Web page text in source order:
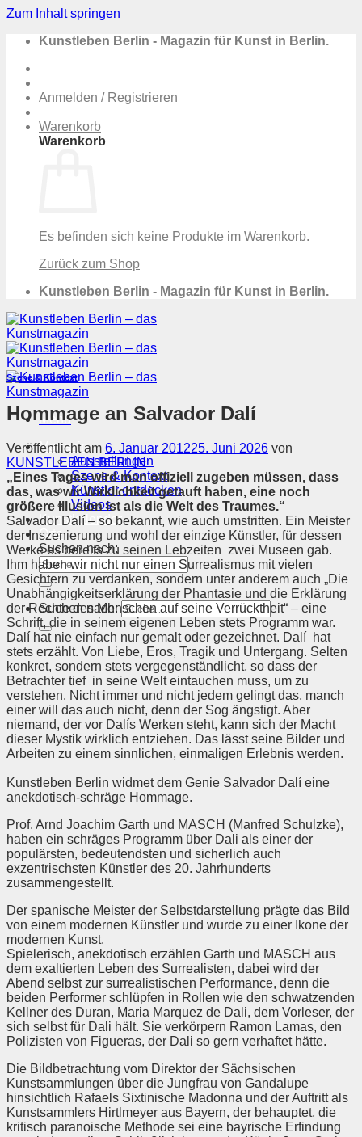
Zum Inhalt springen
Kunstleben Berlin - Magazin für Kunst in Berlin.
Anmelden / Registrieren
Warenkorb
Warenkorb
Es befinden sich keine Produkte im Warenkorb.
Zurück zum Shop
Kunstleben Berlin - Magazin für Kunst in Berlin.
Menü
Magazin
Ausstellungen
Szene & Kontext
Künstler entdecken
Videos
Kunstkalender
Orte
Suchen nach:
Suchen nach:
Szene & Kontext
Hommage an Salvador Dalí
Veröffentlicht am 6. Januar 201225. Juni 2026 von
KUNSTLEBEN BERLIN
„Eines Tages wird man offiziell zugeben müssen, dass
das, was wir Wirklichkeit getauft haben, eine noch
größere Illusion ist als die Welt des Traumes.“
Salvador Dalí – so bekannt, wie auch umstritten. Ein Meister
der Inszenierung und wohl der einzige Künstler, für dessen
Werke es bereits zu seinen Lebzeiten zwei Museen gab.
Ihm haben wir nicht nur einen Surrealismus mit vielen
Gesichtern zu verdanken, sondern unter anderem auch „Die
Unabhängigkeitserklärung der Phantasie und die Erklärung
der Rechte des Menschen auf seine Verrücktheit“ – eine
Schrift, die in seinem eigenen Leben stets Programm war.
Dalí hat nie einfach nur gemalt oder gezeichnet. Dalí hat
stets erzählt. Von Liebe, Eros, Tragik und Untergang. Selten
konkret, sondern stets vergegenständlicht, so dass der
Betrachter tief in seine Welt eintauchen muss, um zu
verstehen. Nicht immer und nicht jedem gelingt das, manch
einer will das auch nicht, denn der Sog ängstigt. Aber
niemand, der vor Dalís Werken steht, kann sich der Macht
dieser Mystik wirklich entziehen. Das lässt seine Bilder und
Arbeiten zu einem sinnlichen, einmaligen Erlebnis werden.
Kunstleben Berlin widmet dem Genie Salvador Dalí eine
anekdotisch-schräge Hommage.
Prof. Arnd Joachim Garth und MASCH (Manfred Schulzke),
haben ein schräges Programm über Dali als einer der
populärsten, bedeutendsten und sicherlich auch
exzentrischsten Künstler des 20. Jahrhunderts
zusammengestellt.
Der spanische Meister der Selbstdarstellung prägte das Bild
von einem modernen Künstler und wurde zu einer Ikone der
modernen Kunst.
Spielerisch, anekdotisch erzählen Garth und MASCH aus
dem exaltierten Leben des Surrealisten, dabei wird der
Abend selbst zur surrealistischen Performance, denn die
beiden Performer schlüpfen in Rollen wie den schwatzenden
Kellner des Duran, Maria Marquez de Dali, dem Vorleser, der
sich selbst für Dali hält. Sie verkörpern Ramon Lamas, den
Polizisten von Figueras, der Dali so gern verhaftet hätte.
Die Bildbetrachtung vom Direktor der Sächsischen
Kunstsammlungen über die Jungfrau von Gandalupe
hinsichtlich Rafaels Sixtinische Madonna und der Auftritt als
Kunstsammlers Hirtlmeyer aus Bayern, der behauptet, die
kritisch paranoische Methode sei eine bayrische Erfindung